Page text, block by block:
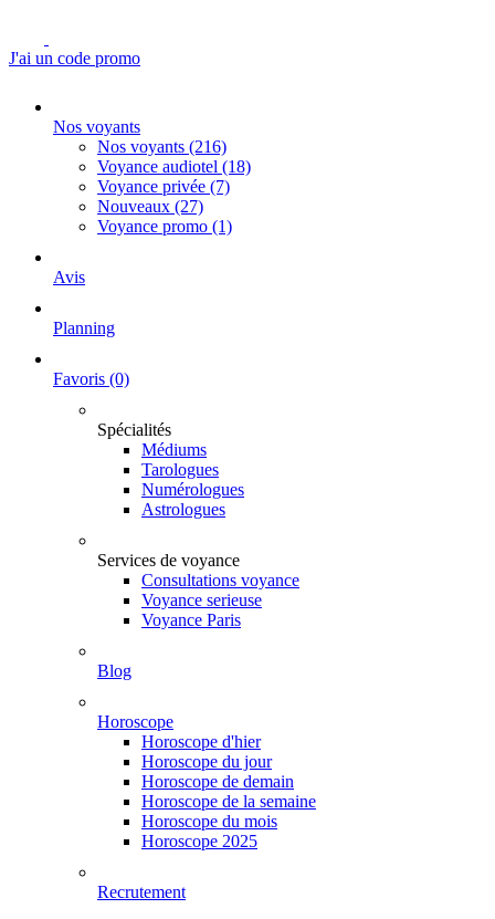
J'ai un code promo
Nos voyants
Nos voyants (216)
Voyance audiotel (18)
Voyance privée (7)
Nouveaux (27)
Voyance promo (1)
Avis
Planning
Favoris (0)
Spécialités
Médiums
Tarologues
Numérologues
Astrologues
Services de voyance
Consultations voyance
Voyance serieuse
Voyance Paris
Blog
Horoscope
Horoscope d'hier
Horoscope du jour
Horoscope de demain
Horoscope de la semaine
Horoscope du mois
Horoscope 2025
Recrutement